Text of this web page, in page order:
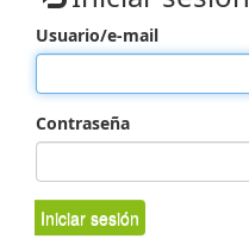
Usuario/e-mail
Contraseña
Iniciar sesión